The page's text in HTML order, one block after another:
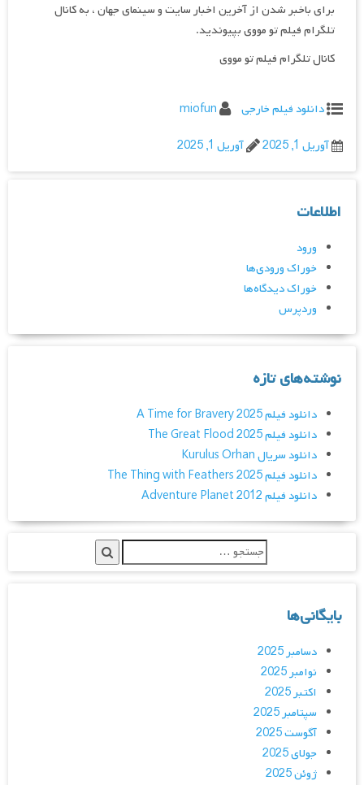
برای باخبر شدن از آخرین اخبار سایت و سینمای جهان ، به کانال
تلگرام فیلم تو مووی بپیوندید.
کانال تلگرام فیلم تو مووی
دانلود فیلم خارجی
miofun
آوریل 1, 2025
آوریل 1, 2025
اطلاعات
ورود
خوراک ورودی‌ها
خوراک دیدگاه‌ها
وردپرس
نوشته‌های تازه
دانلود فیلم A Time for Bravery 2025
دانلود فیلم The Great Flood 2025
دانلود سریال Kurulus Orhan
دانلود فیلم The Thing with Feathers 2025
دانلود فیلم Adventure Planet 2012
بایگانی‌ها
دسامبر 2025
نوامبر 2025
اکتبر 2025
سپتامبر 2025
آگوست 2025
جولای 2025
ژوئن 2025